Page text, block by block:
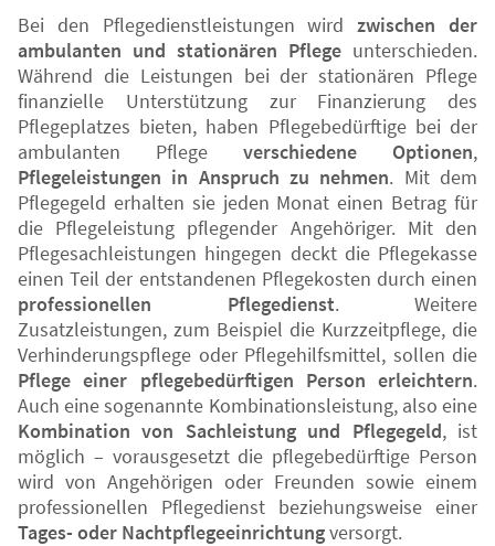
Bei den Pflegedienstleistungen wirdzwischen der
ambulanten und stationären Pflege unterschieden.
Während die Leistungen bei der stationären Pflege
finanzielle Unterstützung zur Finanzierung des
Pflegeplatzes bieten, haben Pflegebedürftige bei der
ambulanten Pflege verschiedene Optionen,
Pflegeleistungen in Anspruch zu nehmen. Mit dem
Pflegegeld erhalten sie jeden Monat einen Betrag für
die Pflegeleistung pflegender Angehöriger. Mit den
Pflegesachleistungen hingegen deckt die Pflegekasse
einen Teil der entstandenen Pflegekosten durch einen
professionellen Pflegedienst. Weitere
Zusatzleistungen, zum Beispiel die Kurzzeitpflege, die
Verhinderungspflege oder Pflegehilfsmittel, sollen die
Pflege einer pflegebedürftigen Person erleichtern.
Auch eine sogenannte Kombinationsleistung, also eine
Kombination von Sachleistung und Pflegegeld, ist
möglich – vorausgesetzt die pflegebedürftige Person
wird von Angehörigen oder Freunden sowie einem
professionellen Pflegedienst beziehungsweise einer
Tages- oder Nachtpflegeeinrichtungversorgt.